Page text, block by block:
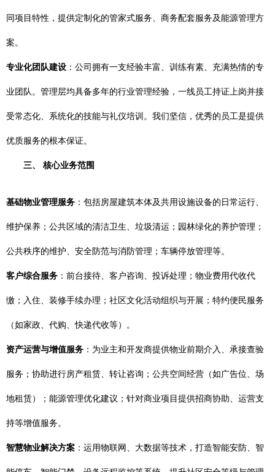
同项目特性，提供定制化的管家式服务、商务配套服务及能源管理方
案。
专业化团队建设 ：公司拥有一支经验丰富、训练有素、充满热情的专
业团队。管理层均具备多年的行业管理经验，一线员工持证上岗并接
受常态化、系统化的技能与礼仪培训。我们坚信，优秀的员工是提供
优质服务的根本保证。
三、 核心业务范围
基础物业管理服务 ：包括房屋建筑本体及共用设施设备的日常运行、
维护保养；公共区域的清洁卫生、垃圾清运；园林绿化的养护管理；
公共秩序的维护、安全防范与消防管理；车辆停放管理等。
客户综合服务 ：前台接待、客户咨询、投诉处理；物业费用代收代
缴；入住、装修手续办理；社区文化活动组织与开展；特约便民服务
（如家政、代购、快递代收等）。
资产运营与增值服务 ：为业主和开发商提供物业前期介入、承接查验
服务；协助进行房产租赁、转让咨询；公共空间经营（如广告位、场
地租赁）；能源管理优化建议；针对商业项目提供招商协助、运营支
持等增值服务。
智慧物业解决方案 ：运用物联网、大数据等技术，打造智能安防、智